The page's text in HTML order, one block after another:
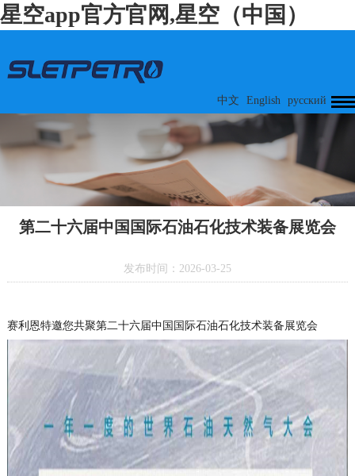
星空app官方官网,星空（中国）
中文 English русский
第二十六届中国国际石油石化技术装备展览会
发布时间：2026-03-25
赛利恩特邀您共聚第二十六届中国国际石油石化技术装备展览会